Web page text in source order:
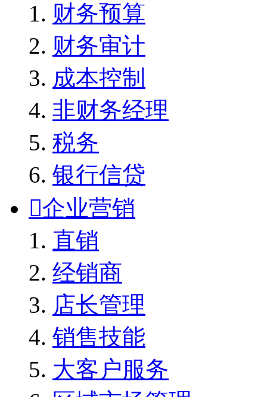
财务预算
财务审计
成本控制
非财务经理
税务
银行信贷
企业营销
直销
经销商
店长管理
销售技能
大客户服务